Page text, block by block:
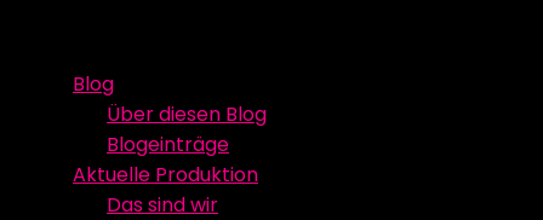
contentBlog
Über diesen Blog
Blogeinträge
Aktuelle Produktion
Das sind wir